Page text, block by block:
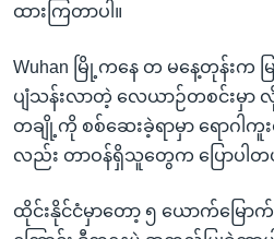
ထားကြတာပါ။
Wuhan မြို့ကနေ တ မနေ့တုန်းက
ပျံသန်းလာတဲ့ လေယာဉ်တစင်းမှာ
တချို့ကို စစ်ဆေးခဲ့ရာမှာ ရောဂါကူ
လည်း တာဝန်ရှိသူတွေက ပြောပါတ
ထိုင်းနိုင်ငံမှာတော့ ၅ ယောက်မြေ